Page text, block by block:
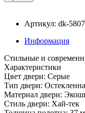
Артикул: dk-
Информация
Стильные и
Характеристики
Цвет двери: Серые
Тип двери:
Материал двери:
Стиль двери: Хай-тек